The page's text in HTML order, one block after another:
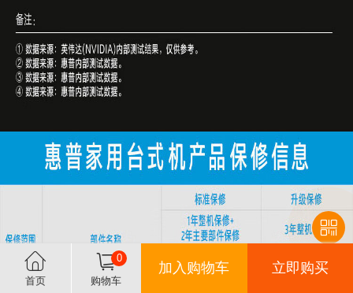
首页 购物车
0
加入购物车 立即购买